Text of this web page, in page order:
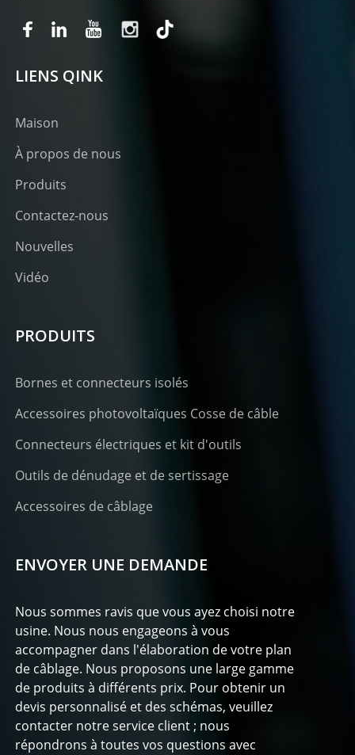
LIENS QINK
Maison
À propos de nous
Produits
Contactez-nous
Nouvelles
Vidéo
PRODUITS
Bornes et connecteurs isolés
Accessoires photovoltaïques Cosse de câble
Connecteurs électriques et kit d'outils
Outils de dénudage et de sertissage
Accessoires de câblage
ENVOYER UNE DEMANDE
Nous sommes ravis que vous ayez choisi notre
usine. Nous nous engageons à vous
accompagner dans l'élaboration de votre plan
de câblage. Nous proposons une large gamme
de produits à différents prix. Pour obtenir un
devis personnalisé et des schémas, veuillez
contacter notre service client ; nous
répondrons à toutes vos questions avec